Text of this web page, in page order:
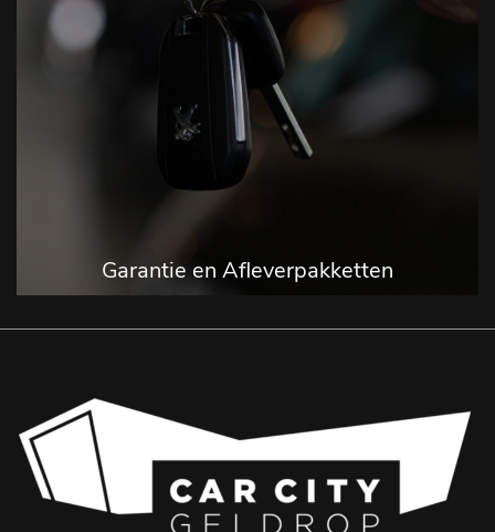
Garantie en Afleverpakketten